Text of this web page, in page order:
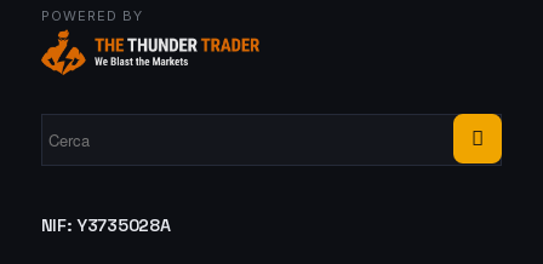
POWERED BY
NIF: Y3735028A